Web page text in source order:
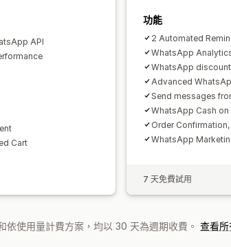
API
Cart
功能
2 Automated
WhatsApp
WhatsApp
Advanced
Send messages
WhatsApp Cash on
Order
WhatsApp
7 天免費試用
依使用量計費方案，均以 30 天為週期收費。 查看